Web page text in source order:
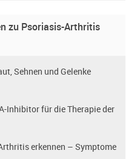
zu Psoriasis-Arthritis
Sehnen und Gelenke
Inhibitor für die Therapie der
erkennen – Symptome